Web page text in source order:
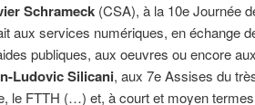
Schrameck(CSA), à la 10e Journée
aux services numériques, en échange
publiques, aux oeuvres ou encore
Ludovic Silicani, aux 7e Assises du
le FTTH (…) et, à court et moyen